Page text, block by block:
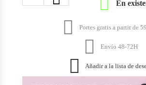
En
 Portes gratis a partir de
 Envío 48-72H
 Añadir a la lista de